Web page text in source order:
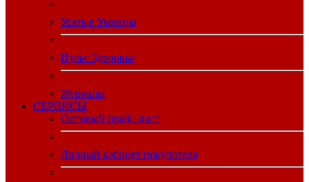
Усатые Умницы
Пульс Здоровья
Журналы
CЕРВИСЫ
Оптовый прайс-лист
Личный кабинет покупателя